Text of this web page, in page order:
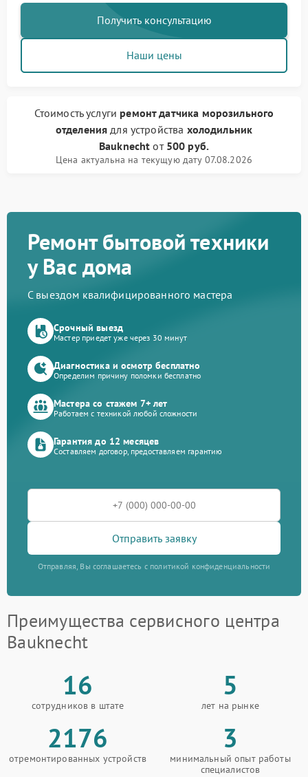
Получить консультацию
Наши цены
Стоимость услуги ремонт датчика морозильного
отделения для устройства холодильник
Bauknecht от 500 руб.
Цена актуальна на текущую дату 07.08.2026
Ремонт бытовой техники
у Вас дома
С выездом квалифицированного мастера
Срочный выезд
Мастер приедет уже через 30 минут
Диагностика и осмотр бесплатно
Определим причину поломки бесплатно
Мастера со стажем 7+ лет
Работаем с техникой любой сложности
Гарантия до 12 месяцев
Составляем договор, предоставляем гарантию
Отправить заявку
Отправляя, Вы соглашаетесь с политикой конфиденциальности
Преимущества сервисного центра
Bauknecht
16
сотрудников в штате
5
лет на рынке
2176
отремонтированных устройств
3
минимальный опыт работы
специалистов